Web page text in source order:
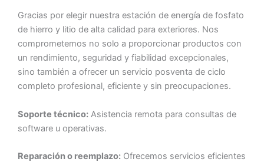
Gracias por elegir nuestra estación de energía de fosfato
de hierro y litio de alta calidad para exteriores. Nos
comprometemos no solo a proporcionar productos con
un rendimiento, seguridad y fiabilidad excepcionales,
sino también a ofrecer un servicio posventa de ciclo
completo profesional, eficiente y sin preocupaciones.
Soporte técnico: Asistencia remota para consultas de
software u operativas.
Reparación o reemplazo: Ofrecemos servicios eficientes